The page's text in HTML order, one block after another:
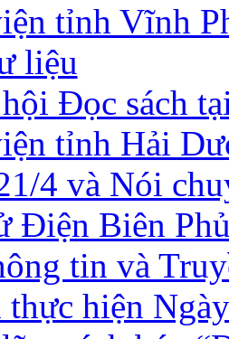
tỉnh Vĩnh
liệu
Đọc sách
tỉnh Hải
4 và Nói
Điện Biên
tin và
thực hiện